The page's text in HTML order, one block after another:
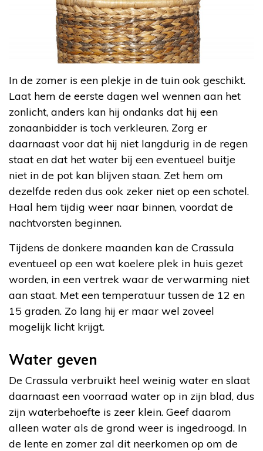
In de zomer is een plekje in de tuin ook geschikt.
Laat hem de eerste dagen wel wennen aan het
zonlicht, anders kan hij ondanks dat hij een
zonaanbidder is toch verkleuren. Zorg er
daarnaast voor dat hij niet langdurig in de regen
staat en dat het water bij een eventueel buitje
niet in de pot kan blijven staan. Zet hem om
dezelfde reden dus ook zeker niet op een schotel.
Haal hem tijdig weer naar binnen, voordat de
nachtvorsten beginnen.
Tijdens de donkere maanden kan de Crassula
eventueel op een wat koelere plek in huis gezet
worden, in een vertrek waar de verwarming niet
aan staat. Met een temperatuur tussen de 12 en
15 graden. Zo lang hij er maar wel zoveel
mogelijk licht krijgt.
Water geven
De Crassula verbruikt heel weinig water en slaat
daarnaast een voorraad water op in zijn blad, dus
zijn waterbehoefte is zeer klein. Geef daarom
alleen water als de grond weer is ingedroogd. In
de lente en zomer zal dit neerkomen op om de